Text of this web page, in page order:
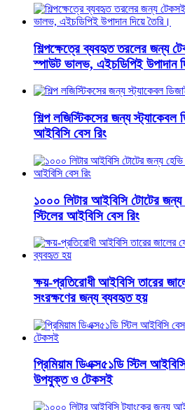
শিল্পক্ষেত্রে ব্যবহৃত তরলের জন্য
স্পাউট ভালভ, এইচডিপিই উপাদান
শিল্প লজিস্টিকসের জন্য স্ট্যাকেবল
আইবিসি বেস রিং
১০০০ লিটার আইবিসি টোটের জন্য
স্টিলের আইবিসি বেস রিং
ক্ষয়-প্রতিরোধী আইবিসি তারের
সংরক্ষণের জন্য ব্যবহৃত হয়
প্রিমিয়াম ডিএক্স৫১ডি স্টিল
উপযুক্ত ও টেকসই